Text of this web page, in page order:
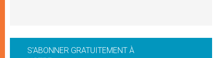
S'ABONNER GRATUITEMENT À